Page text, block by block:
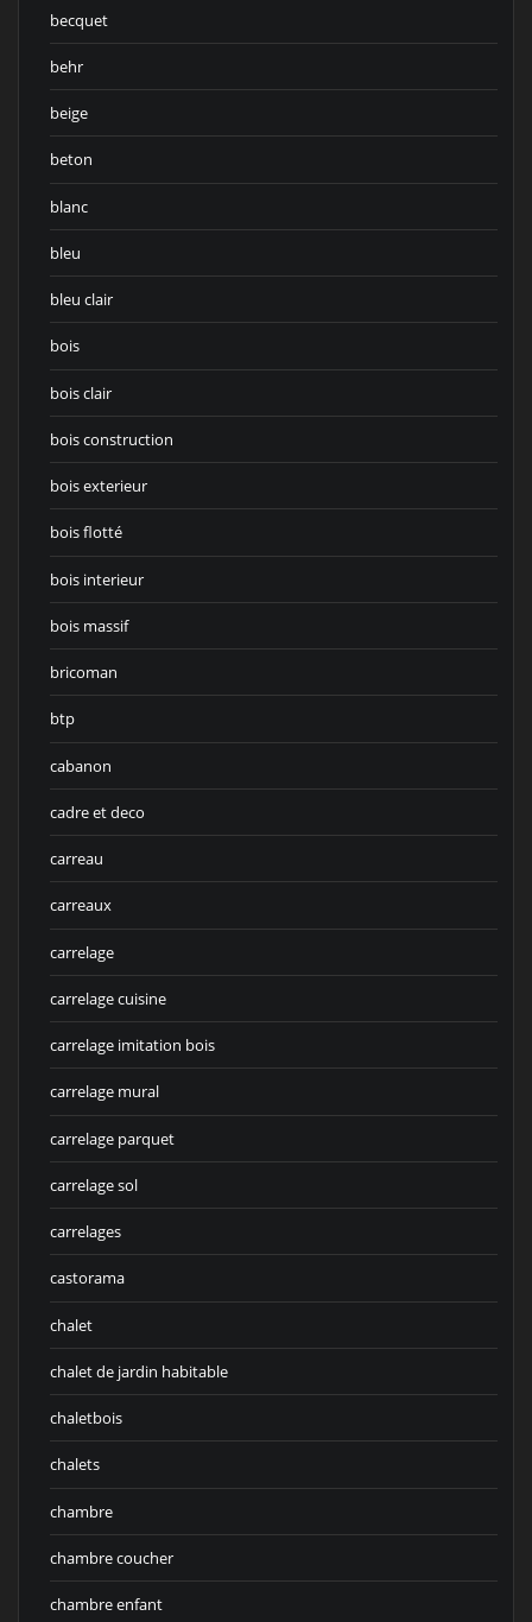
becquet
behr
beige
beton
blanc
bleu
bleu clair
bois
bois clair
bois construction
bois exterieur
bois flotté
bois interieur
bois massif
bricoman
btp
cabanon
cadre et deco
carreau
carreaux
carrelage
carrelage cuisine
carrelage imitation bois
carrelage mural
carrelage parquet
carrelage sol
carrelages
castorama
chalet
chalet de jardin habitable
chaletbois
chalets
chambre
chambre coucher
chambre enfant